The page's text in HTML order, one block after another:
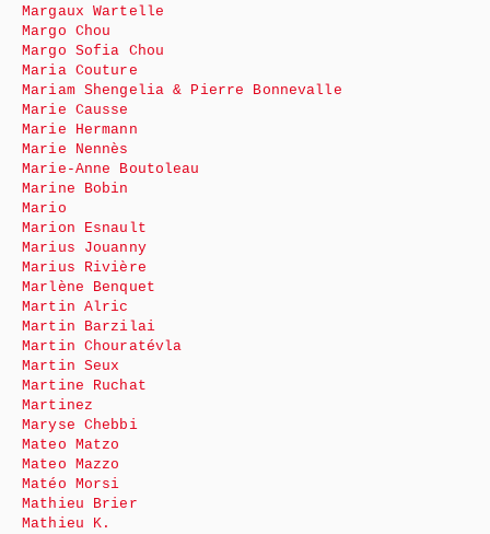
Margaux Wartelle
Margo Chou
Margo Sofia Chou
Maria Couture
Mariam Shengelia & Pierre Bonnevalle
Marie Causse
Marie Hermann
Marie Nennès
Marie-Anne Boutoleau
Marine Bobin
Mario
Marion Esnault
Marius Jouanny
Marius Rivière
Marlène Benquet
Martin Alric
Martin Barzilai
Martin Chouratévla
Martin Seux
Martine Ruchat
Martinez
Maryse Chebbi
Mateo Matzo
Mateo Mazzo
Matéo Morsi
Mathieu Brier
Mathieu K.